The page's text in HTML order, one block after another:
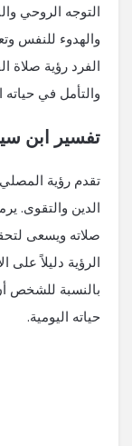
التوجه الروحي
والهدوء للنفس
الفرد رؤية صلاة
والتأمل في حياته
تفسير ابن
تقدم رؤية
الدين والتقوى.
صلاته ويسعى
الرؤية دليلاً على
بالنسبة للشخص
حياته اليومية.